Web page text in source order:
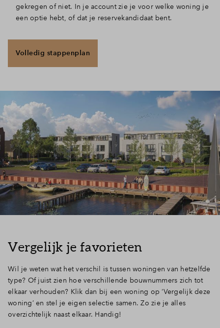
gekregen of niet. In je account zie je voor welke woning je
een optie hebt, of dat je reservekandidaat bent.
Volledig stappenplan
Vergelijk je favorieten
Wil je weten wat het verschil is tussen woningen van hetzelfde
type? Of juist zien hoe verschillende bouwnummers zich tot
elkaar verhouden? Klik dan bij een woning op ‘Vergelijk deze
woning’ en stel je eigen selectie samen. Zo zie je alles
overzichtelijk naast elkaar. Handig!